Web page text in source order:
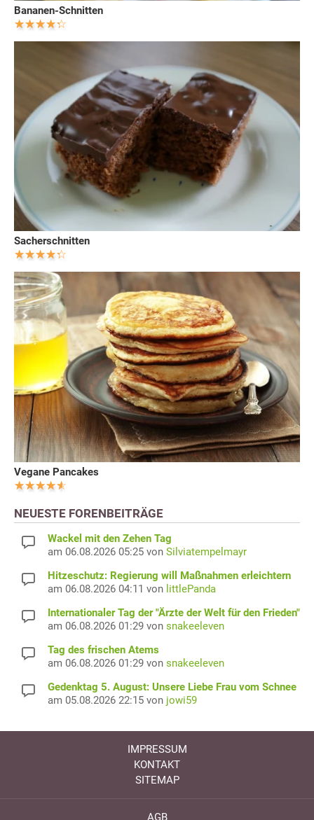
Bananen-Schnitten
Sacherschnitten
Vegane Pancakes
NEUESTE FORENBEITRÄGE
Wackel mit den Zehen Tag
am 06.08.2026 05:25 von Silviatempelmayr
Hitzeschutz: Regierung will Maßnahmen erleichtern
am 06.08.2026 04:11 von littlePanda
Internationaler Tag der "Ärzte der Welt für den Frieden"
am 06.08.2026 01:29 von snakeeleven
Tag des frischen Atems
am 06.08.2026 01:29 von snakeeleven
Gedenktag 5. August: Unsere Liebe Frau vom Schnee
am 05.08.2026 22:15 von jowi59
IMPRESSUM
KONTAKT
SITEMAP
AGB